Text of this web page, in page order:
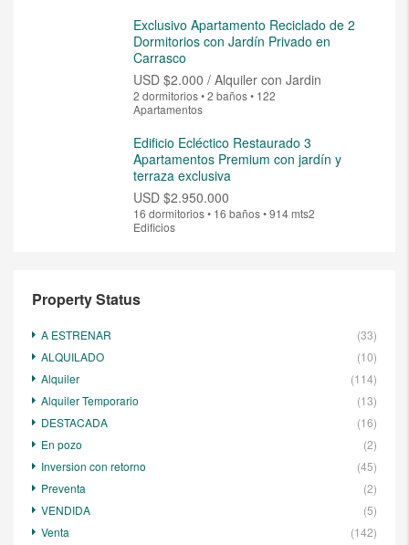
Exclusivo Apartamento Reciclado de 2
Dormitorios con Jardín Privado en
Carrasco
USD $2.000 / Alquiler con Jardin
2 dormitorios • 2 baños • 122
Apartamentos
Edificio Ecléctico Restaurado 3
Apartamentos Premium con jardín y
terraza exclusiva
USD $2.950.000
16 dormitorios • 16 baños • 914 mts2
Edificios
Property Status
A ESTRENAR
(33)
ALQUILADO
(10)
Alquiler
(114)
Alquiler Temporario
(13)
DESTACADA
(16)
En pozo
(2)
Inversion con retorno
(45)
Preventa
(2)
VENDIDA
(5)
Venta
(142)